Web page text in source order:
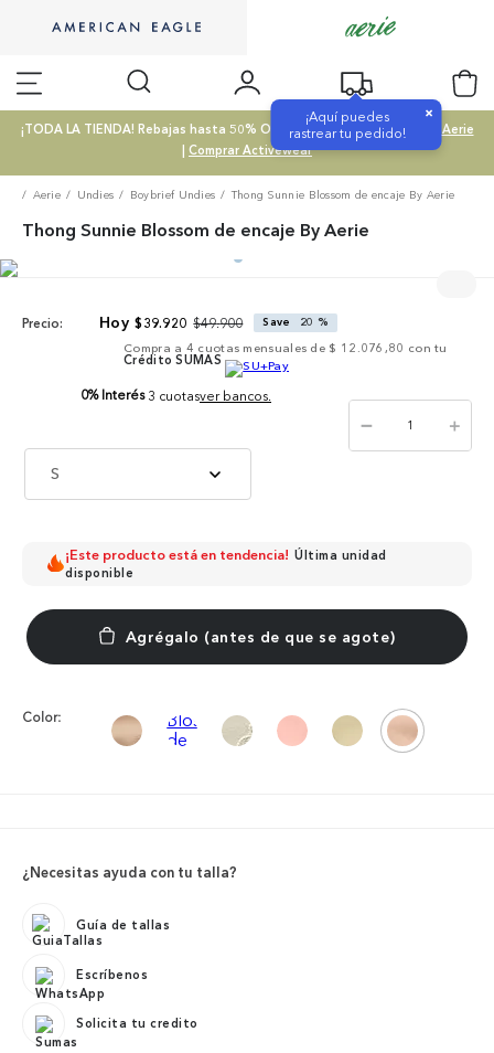
¡Aquí puedes
rastrear tu pedido!
×
¡TODA LA TIENDA! Rebajas hasta 50% OFF |Comprar SALE|Comprar Aerie
| Comprar Activewear
Aerie Undies Boybrief Undies Thong Sunnie Blossom de encaje By Aerie
Thong Sunnie Blossom de encaje By Aerie
Precio: $39.920 $49.900 Save 20 %
Compra a 4 cuotas mensuales de $ 12.076,80 con tu
Crédito SUMAS
0% Interés 3 cuotasver bancos.
S
＋
－
¡Este producto está en tendencia! Última unidad
disponible
Color:
¿Necesitas ayuda con tu talla?
Guía de tallas
Escríbenos
Solicita tu credito